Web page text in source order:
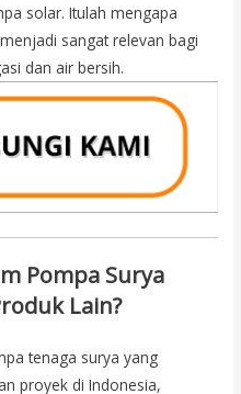
solar. Itulah mengapa
sangat relevan bagi
dan air bersih.
Pompa Surya
Lain?
tenaga surya yang
proyek di Indonesia,